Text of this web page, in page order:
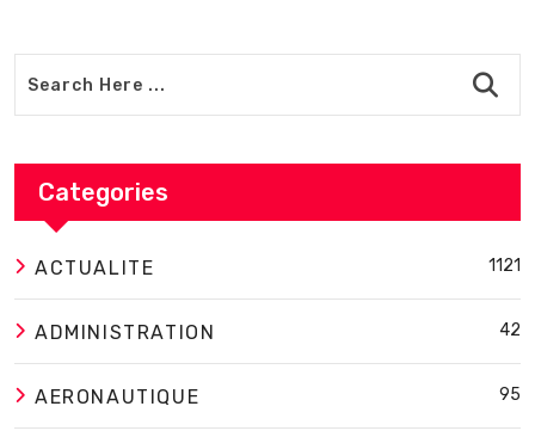
Categories
ACTUALITE 1121
ADMINISTRATION 42
AERONAUTIQUE 95